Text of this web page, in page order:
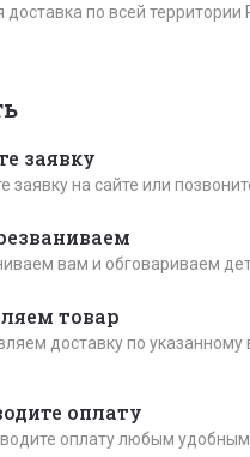
доставка по всей территории
заявку
заявку на сайте или
вам и обговариваем
товар
доставку по указанному
оплату
оплату любым